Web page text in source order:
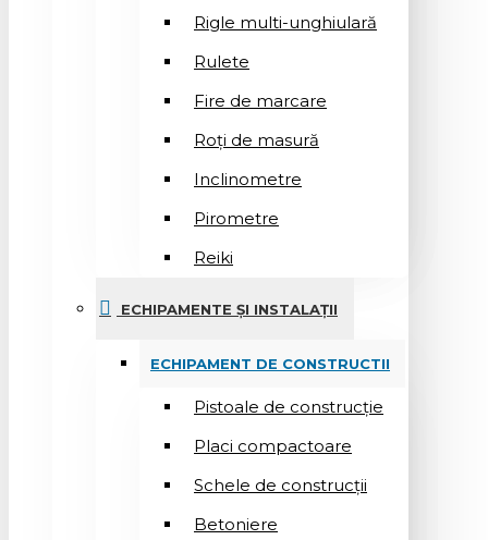
Rigle multi-unghiulară
Rulete
Fire de marcare
Roți de masură
Inclinometre
Pirometre
Reiki
ECHIPAMENTE ȘI INSTALAȚII
ECHIPAMENT DE CONSTRUCTII
Pistoale de construcție
Placi compactoare
Schele de construcții
Betoniere